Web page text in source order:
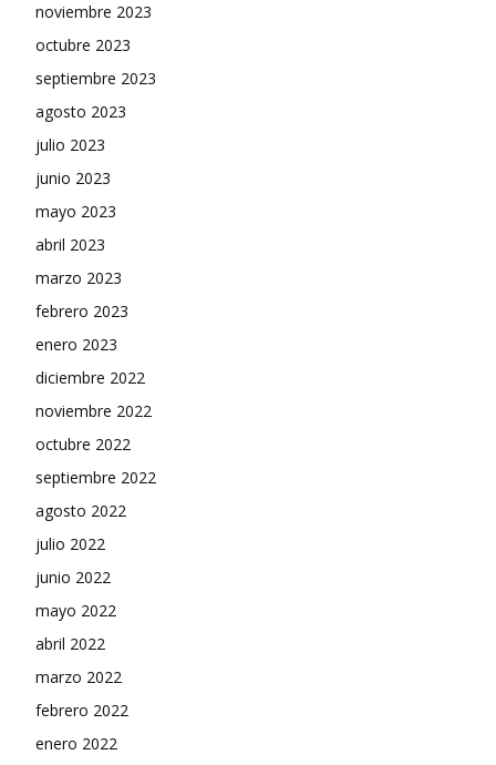
noviembre 2023
octubre 2023
septiembre 2023
agosto 2023
julio 2023
junio 2023
mayo 2023
abril 2023
marzo 2023
febrero 2023
enero 2023
diciembre 2022
noviembre 2022
octubre 2022
septiembre 2022
agosto 2022
julio 2022
junio 2022
mayo 2022
abril 2022
marzo 2022
febrero 2022
enero 2022